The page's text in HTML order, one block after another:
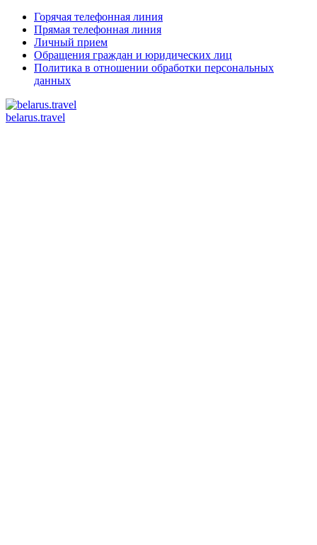
Горячая телефонная линия
Прямая телефонная линия
Личный прием
Обращения граждан и юридических лиц
Политика в отношении обработки персональных
данных
belarus.travel